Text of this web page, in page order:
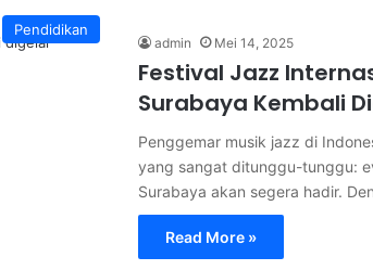
Pendidikan
admin Mei 14, 2025
Festival Jazz
Surabaya Kembali
Penggemar musik jazz di
yang sangat ditunggu-tunggu:
Surabaya akan segera hadir.
Read More »